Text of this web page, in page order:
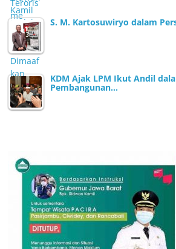
S. M. Kartosuwiryo dalam
KDM Ajak LPM Ikut Andil
Pembangunan…